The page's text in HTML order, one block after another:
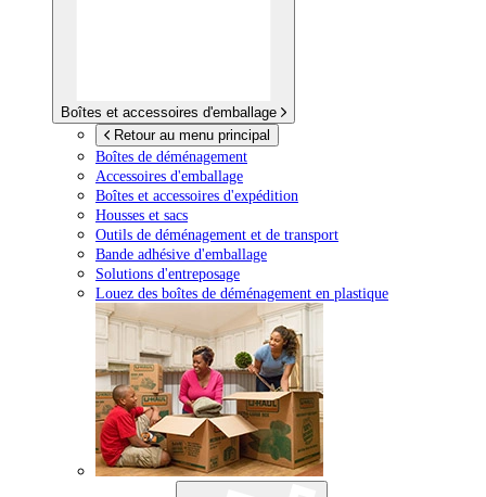
Boîtes et accessoires d'emballage
Retour au menu principal
Boîtes de déménagement
Accessoires d'emballage
Boîtes et accessoires d'expédition
Housses et sacs
Outils de déménagement et de transport
Bande adhésive d'emballage
Solutions d'entreposage
Louez des boîtes de déménagement en plastique